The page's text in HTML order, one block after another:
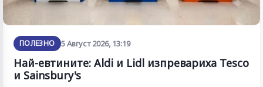
ПОЛЕЗНО 5 Август 2026, 13:19
Най-евтините: Aldi и Lidl изпревариха Tesco
и Sainsbury's